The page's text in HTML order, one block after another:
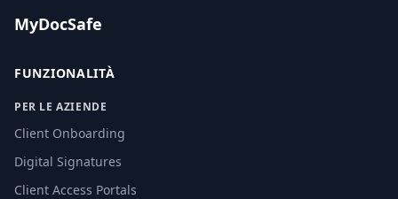
MyDocSafe
FUNZIONALITÀ
PER LE AZIENDE
Client Onboarding
Digital Signatures
Client Access Portals